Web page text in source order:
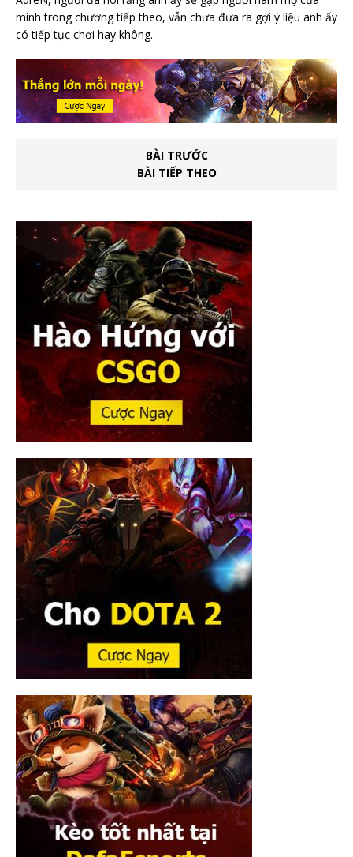
mình trong chương tiếp theo, vẫn chưa đưa ra gợi ý liệu anh ấy
có tiếp tục chơi hay không.
BÀI TRƯỚC
BÀI TIẾP THEO